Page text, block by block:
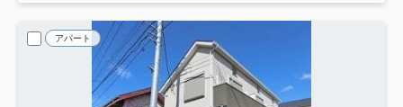
アパート